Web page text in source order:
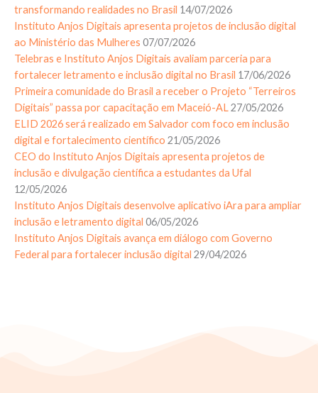
transformando realidades no Brasil 14/07/2026
Instituto Anjos Digitais apresenta projetos de inclusão digital
ao Ministério das Mulheres 07/07/2026
Telebras e Instituto Anjos Digitais avaliam parceria para
fortalecer letramento e inclusão digital no Brasil 17/06/2026
Primeira comunidade do Brasil a receber o Projeto “Terreiros
Digitais” passa por capacitação em Maceió-AL27/05/2026
ELID 2026 será realizado em Salvador com foco em inclusão
digital e fortalecimento científico 21/05/2026
CEO do Instituto Anjos Digitais apresenta projetos de
inclusão e divulgação científica a estudantes da Ufal
12/05/2026
Instituto Anjos Digitais desenvolve aplicativo iAra para ampliar
inclusão e letramento digital 06/05/2026
Instituto Anjos Digitais avança em diálogo com Governo
Federal para fortalecer inclusão digital 29/04/2026